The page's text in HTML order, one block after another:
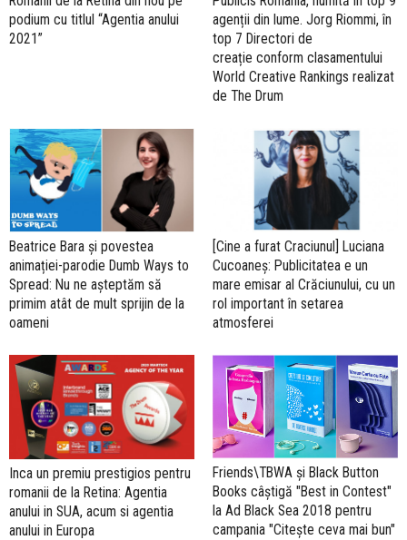
podium cu titlul “Agentia anului
2021”
agenții din lume. Jorg Riommi, în
top 7 Directori de
creație conform clasamentului
World Creative Rankings realizat
de The Drum
Beatrice Bara și povestea
animației-parodie Dumb Ways to
Spread: Nu ne așteptăm să
primim atât de mult sprijin de la
oameni
[Cine a furat Craciunul] Luciana
Cucoaneș: Publicitatea e un
mare emisar al Crăciunului, cu un
rol important în setarea
atmosferei
Inca un premiu prestigios pentru
romanii de la Retina: Agentia
anului in SUA, acum si agentia
anului in Europa
Friends\TBWA și Black Button
Books câștigă "Best in Contest"
la Ad Black Sea 2018 pentru
campania "Citește ceva mai bun"